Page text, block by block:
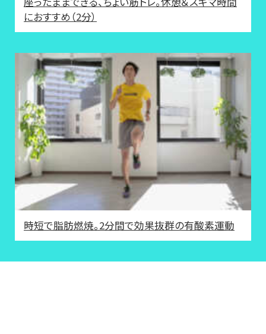
におすすめ（2分）
時短で脂肪燃焼。2分間で効果抜群の有酸素運動